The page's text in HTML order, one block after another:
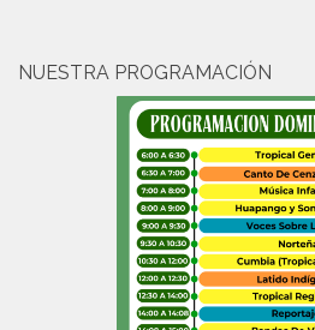
NUESTRA PROGRAMACIÓN